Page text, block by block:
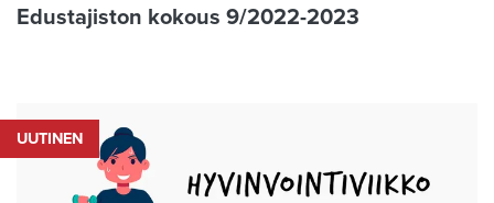
Edustajiston kokous 9/2022-2023
UUTINEN